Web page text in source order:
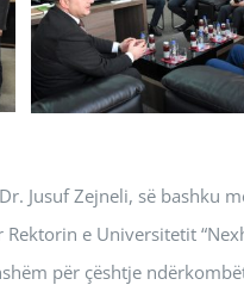
Jusuf Zejneli, së bashku
e Universitetit
për çështje